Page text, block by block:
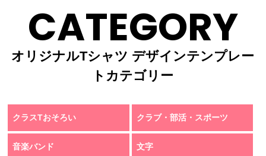
CATEGORY
オリジナルTシャツ デザインテンプレー
トカテゴリー
クラスTおそろい クラブ・部活・スポーツ
音楽バンド 文字